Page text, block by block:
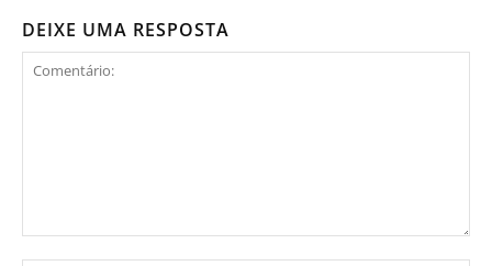
DEIXE UMA RESPOSTA